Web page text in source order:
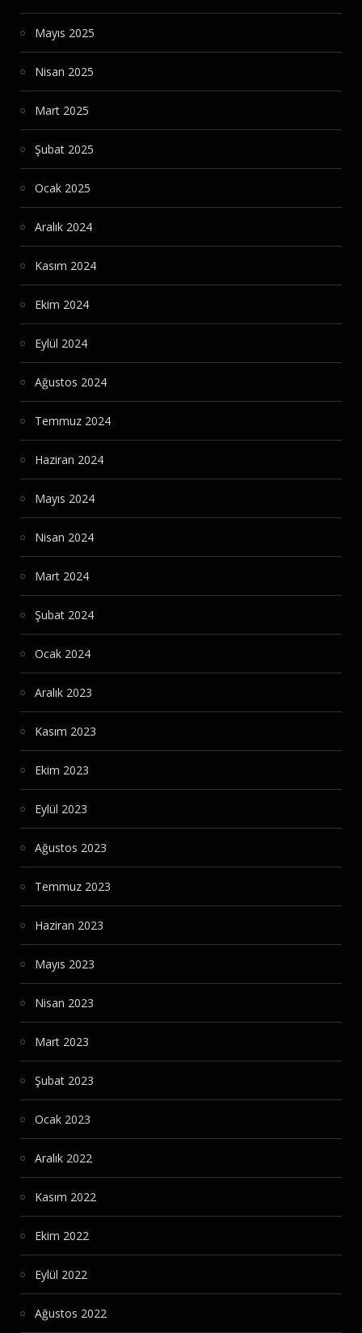
Mayıs 2025
Nisan 2025
Mart 2025
Şubat 2025
Ocak 2025
Aralık 2024
Kasım 2024
Ekim 2024
Eylül 2024
Ağustos 2024
Temmuz 2024
Haziran 2024
Mayıs 2024
Nisan 2024
Mart 2024
Şubat 2024
Ocak 2024
Aralık 2023
Kasım 2023
Ekim 2023
Eylül 2023
Ağustos 2023
Temmuz 2023
Haziran 2023
Mayıs 2023
Nisan 2023
Mart 2023
Şubat 2023
Ocak 2023
Aralık 2022
Kasım 2022
Ekim 2022
Eylül 2022
Ağustos 2022